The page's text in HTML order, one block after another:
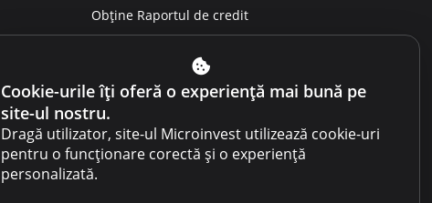
Cookie-urile îți oferă o experiență mai bună pe
site-ul nostru.
Dragă utilizator, site-ul Microinvest utilizează cookie-uri
pentru o funcționare corectă și o experiență
personalizată.
Obține Raportul de credit
Condiții de utilizare a site-ului
Condiții de utilizare a
cabinetului
Politica de confidențialitate